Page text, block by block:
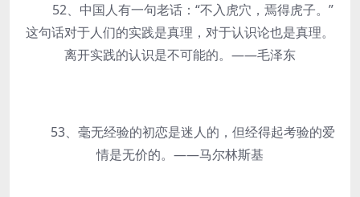
52、中国人有一句老话：“不入虎穴，焉得虎子。”
这句话对于人们的实践是真理，对于认识论也是真理。
离开实践的认识是不可能的。——毛泽东
53、毫无经验的初恋是迷人的，但经得起考验的爱
情是无价的。——马尔林斯基